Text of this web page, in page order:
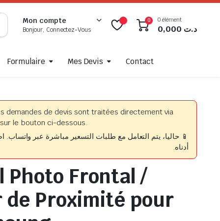
Mon compte
Bonjour, Connectez-Vous
0 0 élément
د.ت
Formulaire Mes Devis Contact
demandes de devis sont traitées directement via
le bouton ci-dessous.
📱 حاليا، يتم التعامل مع طلبات التسعير مباشرة عبر واتساب.
أدناه.
Photo Frontal /
de Proximité pour